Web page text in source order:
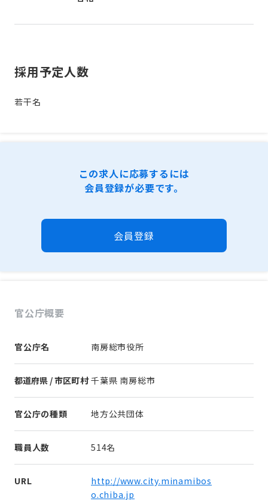
採用予定人数
若干名
この求人に応募するには
会員登録が必要です。
会員登録
官公庁概要
官公庁名 南房総市役所
都道府県 / 市区町村 千葉県 南房総市
官公庁の種類 地方公共団体
職員人数 514名
URL
http://www.city.minamibos
o.chiba.jp